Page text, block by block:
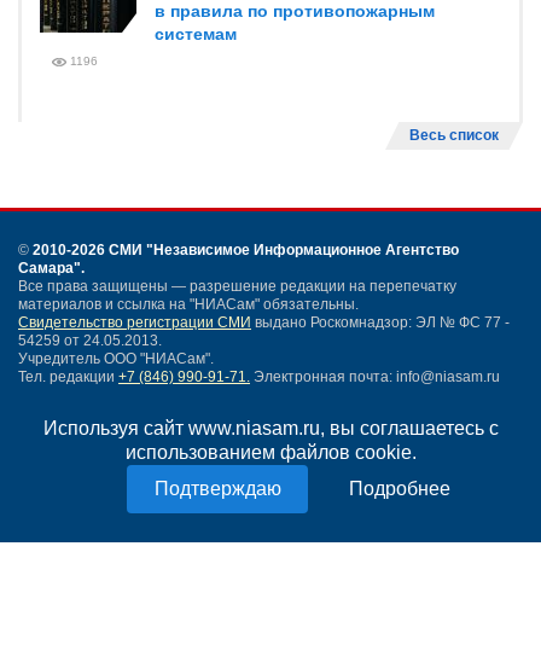
Используя сайт www.niasam.ru, вы соглашаетесь с
использованием файлов cookie.
Подробнее
в правила по противопожарным
системам
1196
Весь список
© 2010-2026 СМИ "Независимое Информационное Агентство
Самара".
Все права защищены — разрешение редакции на перепечатку
материалов и ссылка на "НИАСам" обязательны.
Свидетельство регистрации СМИ выдано Роскомнадзор: ЭЛ № ФС 77 -
54259 от 24.05.2013.
Учредитель ООО "НИАСам".
Тел. редакции +7 (846) 990-91-71. Электронная почта: info@niasam.ru
Карта сайта
Нашли ошибку?
Политика конфиденциальности
Согласие на обработку персональных данных